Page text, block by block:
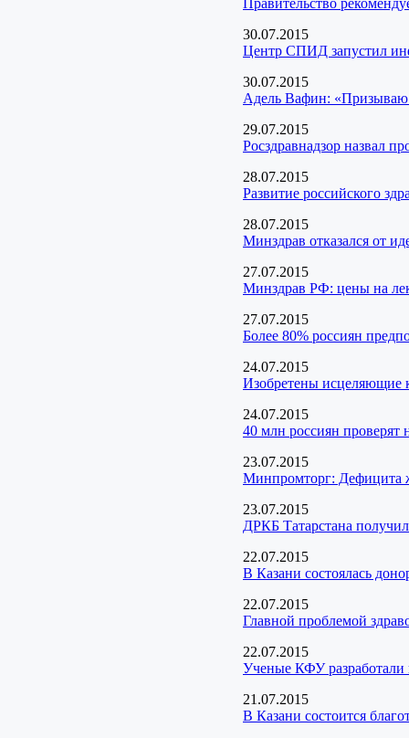
Правительство
30.07.2015
Центр СПИД запустил
30.07.2015
Адель Вафин: «Призываю
29.07.2015
Росздравнадзор назвал
28.07.2015
Развитие российского
28.07.2015
Минздрав отказался от
27.07.2015
Минздрав РФ: цены на
27.07.2015
Более 80% россиян
24.07.2015
Изобретены исцеляющие
24.07.2015
40 млн россиян проверят
23.07.2015
Минпромторг: Дефицита
23.07.2015
ДРКБ Татарстана
22.07.2015
В Казани состоялась
22.07.2015
Главной проблемой
22.07.2015
Ученые КФУ разработали
21.07.2015
В Казани состоится